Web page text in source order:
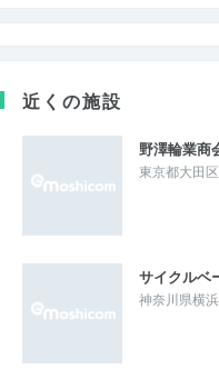
近くの施設
野澤輪業商
東京都大田
サイクルベ
神奈川県横